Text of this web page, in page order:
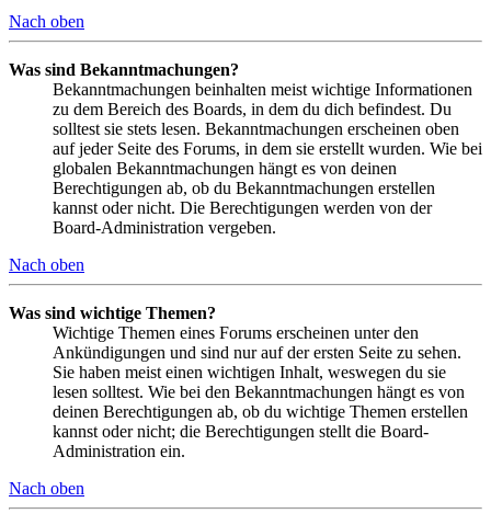
Nach oben
Was sind Bekanntmachungen?
Bekanntmachungen beinhalten meist wichtige Informationen
zu dem Bereich des Boards, in dem du dich befindest. Du
solltest sie stets lesen. Bekanntmachungen erscheinen oben
auf jeder Seite des Forums, in dem sie erstellt wurden. Wie bei
globalen Bekanntmachungen hängt es von deinen
Berechtigungen ab, ob du Bekanntmachungen erstellen
kannst oder nicht. Die Berechtigungen werden von der
Board-Administration vergeben.
Nach oben
Was sind wichtige Themen?
Wichtige Themen eines Forums erscheinen unter den
Ankündigungen und sind nur auf der ersten Seite zu sehen.
Sie haben meist einen wichtigen Inhalt, weswegen du sie
lesen solltest. Wie bei den Bekanntmachungen hängt es von
deinen Berechtigungen ab, ob du wichtige Themen erstellen
kannst oder nicht; die Berechtigungen stellt die Board-
Administration ein.
Nach oben